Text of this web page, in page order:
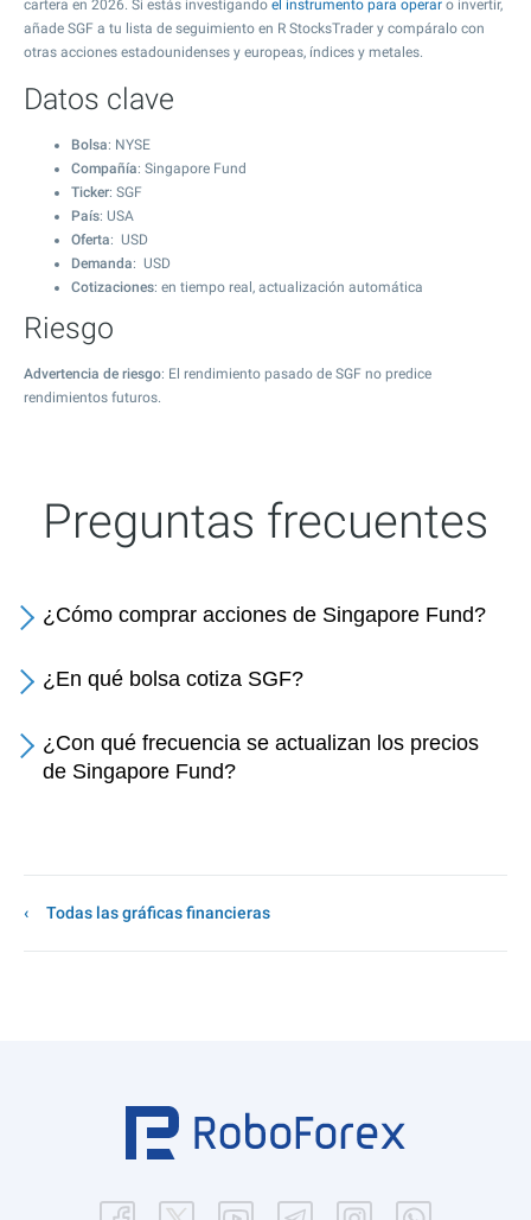
cartera en 2026. Si estás investigando el instrumento para operar o invertir,
añade SGF a tu lista de seguimiento en R StocksTrader y compáralo con
otras acciones estadounidenses y europeas, índices y metales.
Datos clave
Bolsa: NYSE
Compañía: Singapore Fund
Ticker: SGF
País: USA
Oferta: USD
Demanda: USD
Cotizaciones: en tiempo real, actualización automática
Riesgo
Advertencia de riesgo: El rendimiento pasado de SGF no predice
rendimientos futuros.
Preguntas frecuentes
¿Cómo comprar acciones de Singapore Fund?
¿En qué bolsa cotiza SGF?
¿Con qué frecuencia se actualizan los precios
de Singapore Fund?
Todas las gráficas financieras